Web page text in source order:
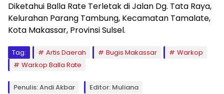
Diketahui Balla Rate Terletak di Jalan Dg. Tata Raya,
Kelurahan Parang Tambung, Kecamatan Tamalate,
Kota Makassar, Provinsi Sulsel.
Tag: Artis Daerah Bugis Makassar
Warkop
Warkop Balla Rate
Penulis: Andi Akbar Editor: Muliana